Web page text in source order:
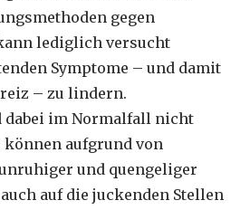
gegen
lediglich versucht
Symptome – und damit
– zu lindern.
dabei im Normalfall nicht
aufgrund von
und quengeliger
auf die juckenden Stellen